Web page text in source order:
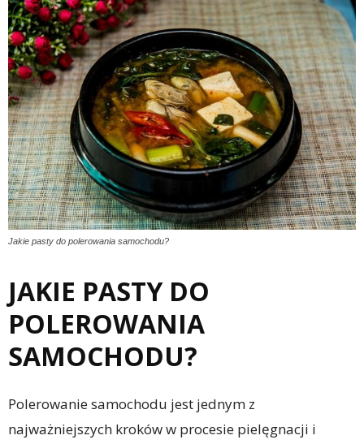
Jakie pasty do polerowania samochodu?
JAKIE PASTY DO
POLEROWANIA
SAMOCHODU?
Polerowanie samochodu jest jednym z
najważniejszych kroków w procesie pielęgnacji i